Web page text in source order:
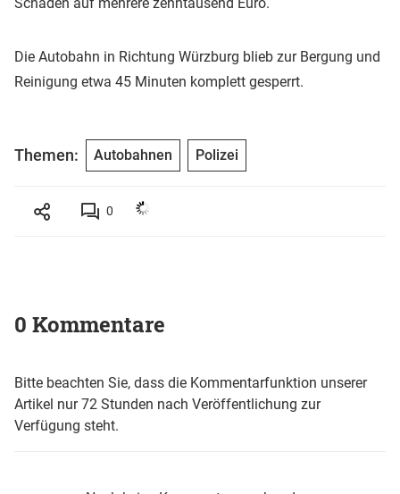
Die Autobahn in Richtung Würzburg blieb zur Bergung und
Reinigung etwa 45 Minuten komplett gesperrt.
Themen: Autobahnen Polizei
0
0 Kommentare
Bitte beachten Sie, dass die Kommentarfunktion unserer
Artikel nur 72 Stunden nach Veröffentlichung zur
Verfügung steht.